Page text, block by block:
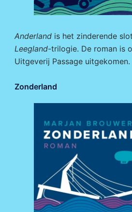
Anderland is het zinderende
Leegland-trilogie. De roman is
Uitgeverij Passage uitgekomen.
Zonderland